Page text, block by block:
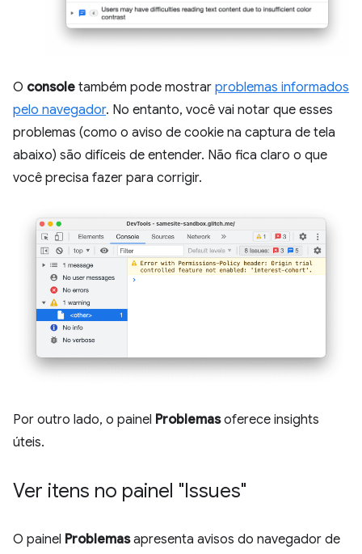
O console também pode mostrar problemas informados
pelo navegador. No entanto, você vai notar que esses
problemas (como o aviso de cookie na captura de tela
abaixo) são difíceis de entender. Não fica claro o que
você precisa fazer para corrigir.
Por outro lado, o painel Problemasoferece insights
úteis.
Ver itens no painel "Issues"
O painel Problemasapresenta avisos do navegador de